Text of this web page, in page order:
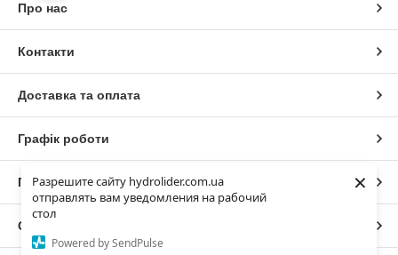
Разрешите сайту hydrolider.com.ua
отправлять вам уведомления на рабочий
стол
Powered by SendPulse
×
Про нас
Контакти
Доставка та оплата
Графік роботи
Повна версія сайту
Сайт створено на маркетплейсі